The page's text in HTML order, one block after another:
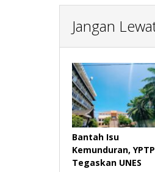
Jangan
Bantah Isu
Kemunduran, YPTP
Tegaskan UNES